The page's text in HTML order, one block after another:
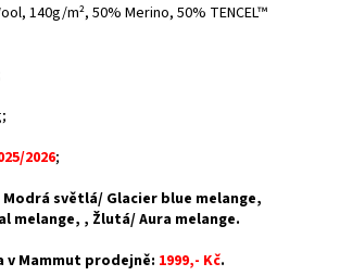
140g/m²,50% Merino, 50% TENCEL™
2026;
Modrá světlá/ Glacier blue melange,
melange, , Žlutá/ Aura melange.
v Mammut prodejně: 1999,- Kč.